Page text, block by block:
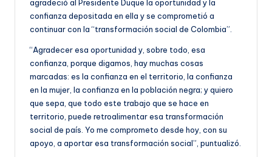
agradeció al Presidente Duque la oportunidad y la
confianza depositada en ella y se comprometió a
continuar con la “transformación social de Colombia”.
“Agradecer esa oportunidad y, sobre todo, esa
confianza, porque digamos, hay muchas cosas
marcadas: es la confianza en el territorio, la confianza
en la mujer, la confianza en la población negra; y quiero
que sepa, que todo este trabajo que se hace en
territorio, puede retroalimentar esa transformación
social de país. Yo me comprometo desde hoy, con su
apoyo, a aportar esa transformación social”, puntualizó.